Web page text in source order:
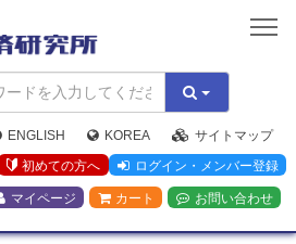
矢
野
経
済
研
究
所
ENGLISH KOREA
サイトマップ
初めての方へ
ログイン・メンバー登録
マイページ カート お問い合わせ